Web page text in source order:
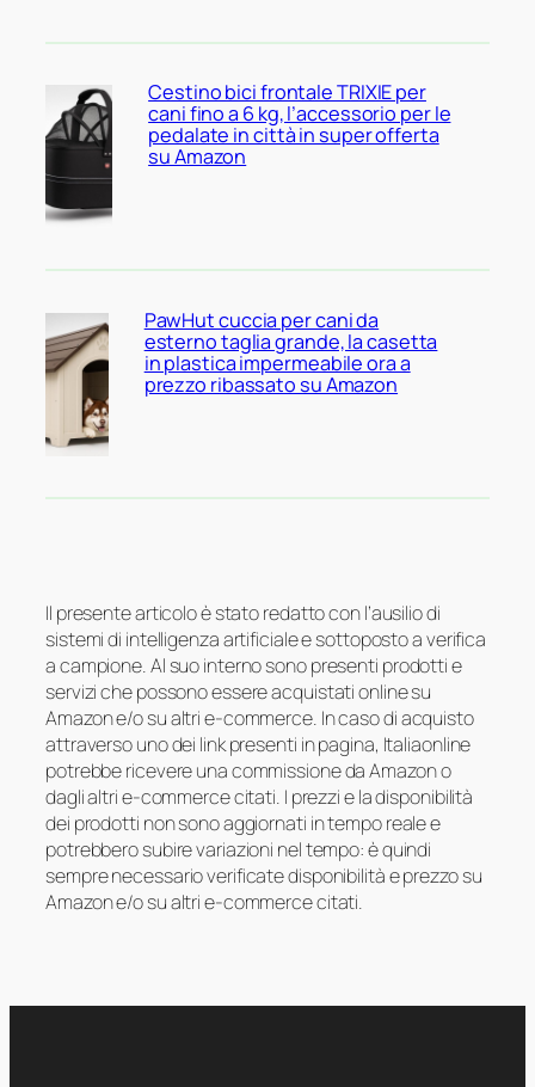
Cestino bici frontale TRIXIE per
cani fino a 6 kg, l’accessorio per le
pedalate in città in super offerta
su Amazon
PawHut cuccia per cani da
esterno taglia grande, la casetta
in plastica impermeabile ora a
prezzo ribassato su Amazon
Il presente articolo è stato redatto con l’ausilio di
sistemi di intelligenza artificiale e sottoposto a verifica
a campione. Al suo interno sono presenti prodotti e
servizi che possono essere acquistati online su
Amazon e/o su altri e-commerce. In caso di acquisto
attraverso uno dei link presenti in pagina, Italiaonline
potrebbe ricevere una commissione da Amazon o
dagli altri e-commerce citati. I prezzi e la disponibilità
dei prodotti non sono aggiornati in tempo reale e
potrebbero subire variazioni nel tempo: è quindi
sempre necessario verificate disponibilità e prezzo su
Amazon e/o su altri e-commerce citati.